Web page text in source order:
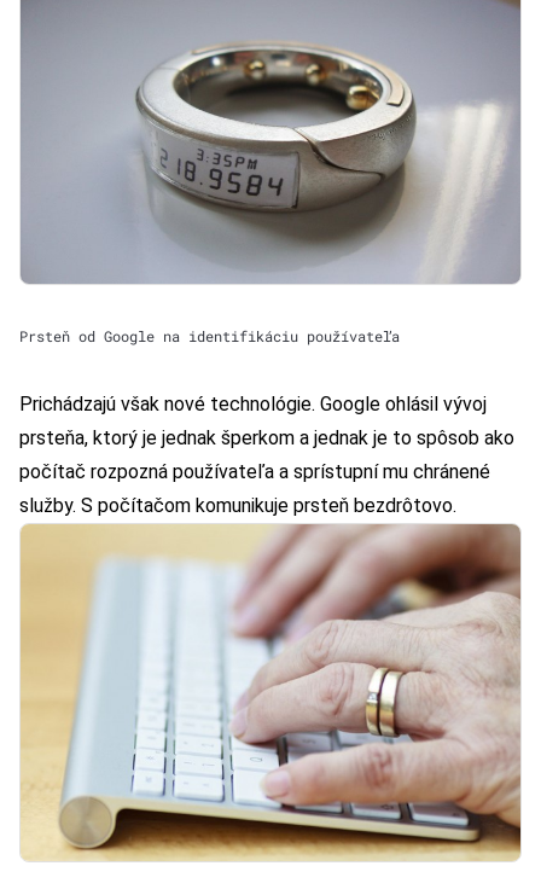
Prsteň od Google na identifikáciu používateľa
Prichádzajú však nové technológie. Google ohlásil vývoj
prsteňa, ktorý je jednak šperkom a jednak je to spôsob ako
počítač rozpozná používateľa a sprístupní mu chránené
služby. S počítačom komunikuje prsteň bezdrôtovo.